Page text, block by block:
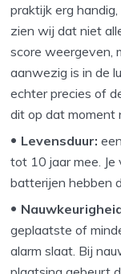
praktijk erg
zien wij dat niet
score weergeven,
aanwezig is in de
echter precies of
dit op dat moment
Levensduur:
tot 10 jaar mee.
batterijen hebben
geplaatste of
alarm slaat. Bij